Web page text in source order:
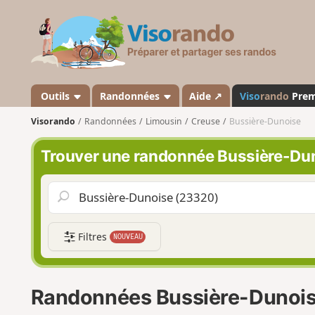
s
a
n
d
o
Outils Randonnées Aide ↗ Visorando
Visorando Randonnées Limousin Creuse Bussière-Dunoise
Trouver une randonnée Bussière-
Filtres NOUVEAU
Randonnées Bussière-